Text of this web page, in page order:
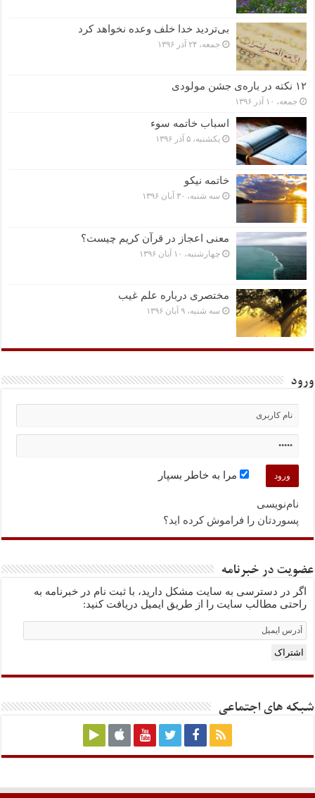
بی‌تردید خدا خلف وعده نخواهد کرد
جمعه، ۲۴ آذر ۱۳۹۶
۱۲ نکته در باره‌ی جشن مولودی
جمعه، ۱۰ آذر ۱۳۹۶
اسباب خاتمه سوء
یکشنبه، ۵ آذر ۱۳۹۶
خاتمه نیکو
سه شنبه، ۳۰ آبان ۱۳۹۶
معنی اعجاز در قرآن کریم چیست؟
چهارشنبه، ۱۰ آبان ۱۳۹۶
مختصرى درباره علم غیب
سه شنبه، ۹ آبان ۱۳۹۶
ورود
مرا به خاطر بسپار
نام‌نویسی
پسوردتان را فراموش کرده اید؟
عضویت در خبرنامه
اگر در دسترسی به سایت مشکل دارید، با ثبت نام در خبرنامه به
راحتی مطالب سایت را از طریق ایمیل دریافت کنید:
Email
Subscription
اشتراک
شبکه های اجتماعی